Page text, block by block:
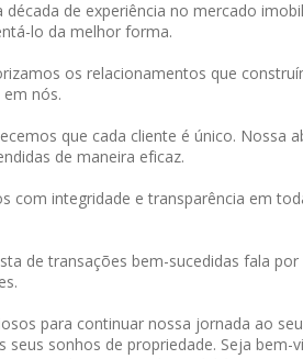
década de experiência no mercado
lo da melhor forma.
os relacionamentos que
nós.
que cada cliente é único. Nossa
de maneira eficaz.
com integridade e transparência em
de transações bem-sucedidas fala
para continuar nossa jornada ao
sonhos de propriedade. Seja